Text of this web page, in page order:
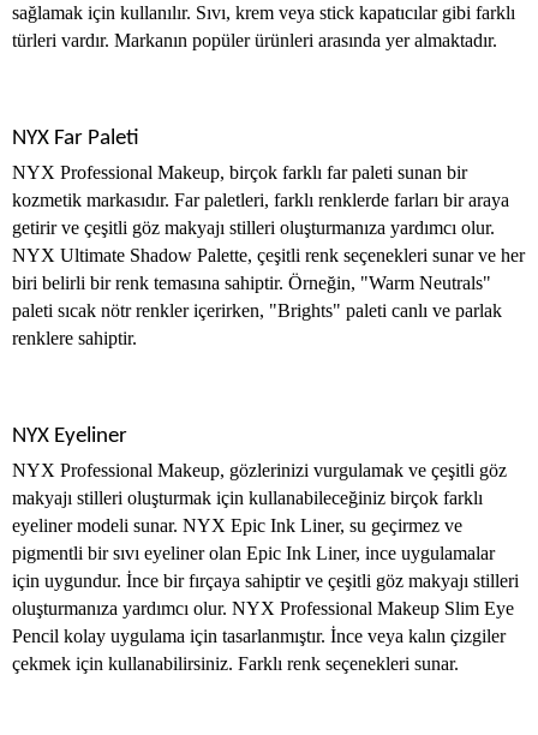
sağlamak için kullanılır. Sıvı, krem veya stick kapatıcılar gibi farklı
türleri vardır. Markanın popüler ürünleri arasında yer almaktadır.
NYX Far Paleti
NYX Professional Makeup, birçok farklı far paleti sunan bir
kozmetik markasıdır. Far paletleri, farklı renklerde farları bir araya
getirir ve çeşitli göz makyajı stilleri oluşturmanıza yardımcı olur.
NYX Ultimate Shadow Palette, çeşitli renk seçenekleri sunar ve her
biri belirli bir renk temasına sahiptir. Örneğin, "Warm Neutrals"
paleti sıcak nötr renkler içerirken, "Brights" paleti canlı ve parlak
renklere sahiptir.
NYX Eyeliner
NYX Professional Makeup, gözlerinizi vurgulamak ve çeşitli göz
makyajı stilleri oluşturmak için kullanabileceğiniz birçok farklı
eyeliner modeli sunar. NYX Epic Ink Liner, su geçirmez ve
pigmentli bir sıvı eyeliner olan Epic Ink Liner, ince uygulamalar
için uygundur. İnce bir fırçaya sahiptir ve çeşitli göz makyajı stilleri
oluşturmanıza yardımcı olur. NYX Professional Makeup Slim Eye
Pencil kolay uygulama için tasarlanmıştır. İnce veya kalın çizgiler
çekmek için kullanabilirsiniz. Farklı renk seçenekleri sunar.